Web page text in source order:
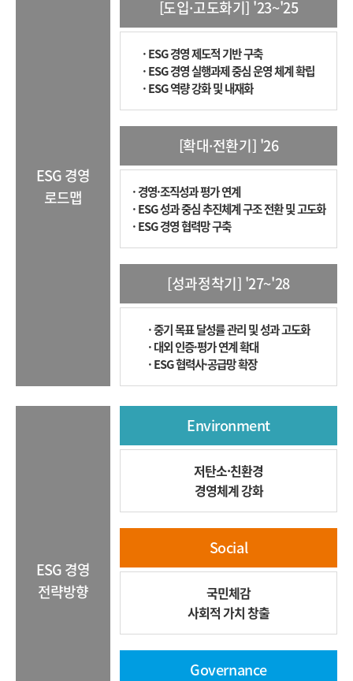
ESG 경영
로드맵
[도입·고도화기] '23~'25
· ESG 경영 제도적 기반 구축
· ESG 경영 실행과제 중심 운영 체계 확립
· ESG 역량 강화 및 내재화
[확대·전환기] '26
· 경영·조직성과 평가 연계
· ESG 성과 중심 추진체계 구조 전환 및 고도화
· ESG 경영 협력망 구축
[성과정착기] '27~'28
· 중기 목표 달성률 관리 및 성과 고도화
· 대외 인증·평가 연계 확대
· ESG 협력사·공급망 확장
ESG 경영
전략방향
Environment
저탄소·친환경
경영체계 강화
Social
국민체감
사회적 가치 창출
Governance